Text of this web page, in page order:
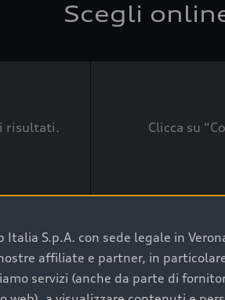
Scegli
risultati. Clicca su
un’auto
Italia S.p.A. con sede legale in
affiliate e partner, in
servizi (anche da parte di